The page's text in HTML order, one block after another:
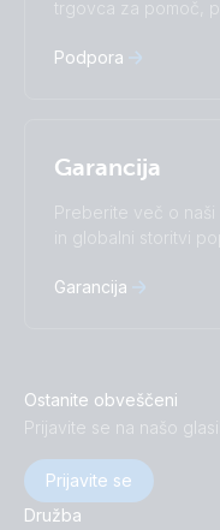
Русский
trgovca za pomoč,
Podpora
Garancija
Preberite več o naši
in globalni storitvi
Garancija
Ostanite obveščeni
Prijavite se na našo
Prijavite se
Družba